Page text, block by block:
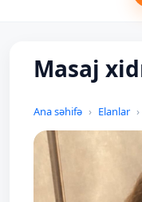
Masaj
Ana səhifə Elanlar